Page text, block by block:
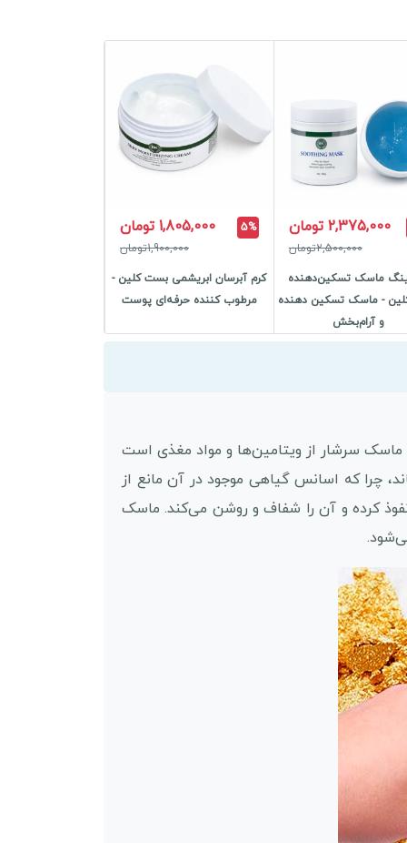
2,375,000 تومان
2,500,000تومان
ماسک تسکین‌دهنده
- ماسک تسکین دهنده
و آرام‌بخش
5% 1,805,000 تومان
1,900,000تومان
کرم آبرسان ابریشمی بست کلین -
مرطوب کننده حرفه‌ای پوست
سرشار از ویتامین‌ها و مواد مغذی است
چرا که اسانس گیاهی موجود در آن مانع از
کرده و آن را شفاف و روشن می‌کند. ماسک